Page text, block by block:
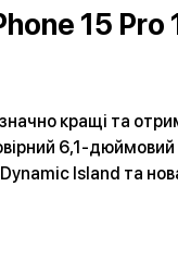
15
кращі та
6,1-
Dynamic Island та